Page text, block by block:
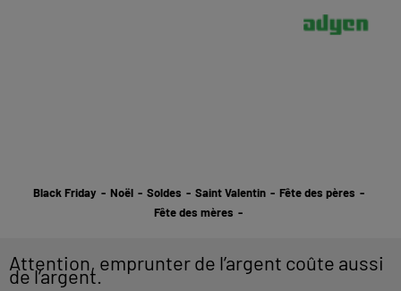
Black Friday - Noël - Soldes - Saint Valentin - Fête des pères -
Fête des mères -
Attention, emprunter de l’argent coûte aussi
de l’argent.